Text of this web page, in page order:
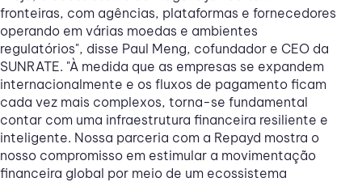
fronteiras, com agências, plataformas e fornecedores
operando em várias moedas e ambientes
regulatórios", disse Paul Meng, cofundador e CEO da
SUNRATE. "À medida que as empresas se expandem
internacionalmente e os fluxos de pagamento ficam
cada vez mais complexos, torna-se fundamental
contar com uma infraestrutura financeira resiliente e
inteligente. Nossa parceria com a Repayd mostra o
nosso compromisso em estimular a movimentação
financeira global por meio de um ecossistema